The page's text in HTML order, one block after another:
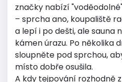
značky nabízí
– sprcha ano, koupaliště
a lepí i po dešti, ale sauna
kámen úrazu. Po několika
sloupněte pod sprchou,
místo dobře osušila.
A kdy tejpování rozhodně